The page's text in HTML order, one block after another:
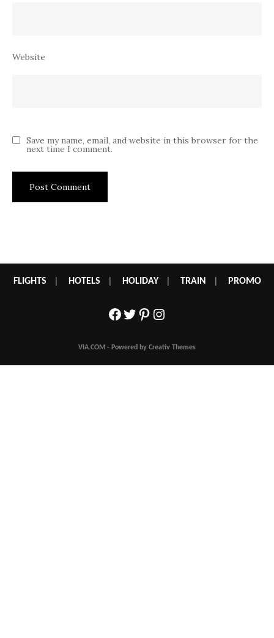
Website
Save my name, email, and website in this browser for the
next time I comment.
FLIGHTS HOTELS HOLIDAY| TRAIN PROMO
Facebook
Twitter
Pinterest
Instagram
VIA.COM - Powered by Creativ Themes